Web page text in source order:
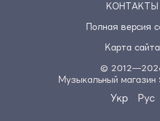
КОНТАКТЫ
Полная версия
Карта сайта
©
Музыкальный магазин
Укр Рус